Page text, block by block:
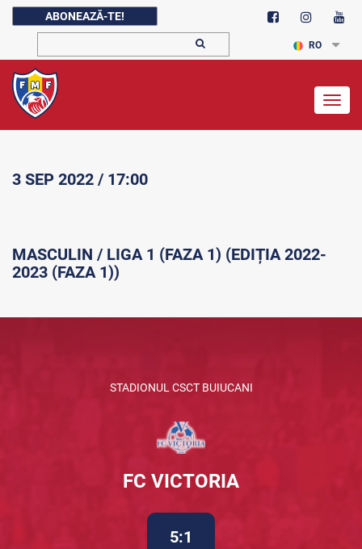
ABONEAZĂ-TE!
RO
3 SEP 2022 / 17:00
MASCULIN / LIGA 1 (FAZA 1) (EDIȚIA 2022-
2023 (FAZA 1))
STADIONUL CSCT BUIUCANI
FC VICTORIA
5:1